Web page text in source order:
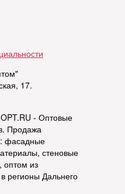
17.
- Оптовые
Продажа
фасадные
стеновые
оптом из
регионы Дальнего